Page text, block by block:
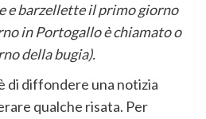
e barzellette il primo giorno
in Portogallo è chiamato o
della bugia).
di diffondere una notizia
qualche risata. Per